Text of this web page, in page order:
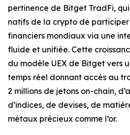
pertinence de Bitget TradFi,
natifs de la crypto de
financiers mondiaux via une
fluide et unifiée. Cette
du modèle UEX de Bitget vers
temps réel donnant accès au
2 millions de jetons on-chain,
d’indices, de devises, de
métaux précieux comme l’or.